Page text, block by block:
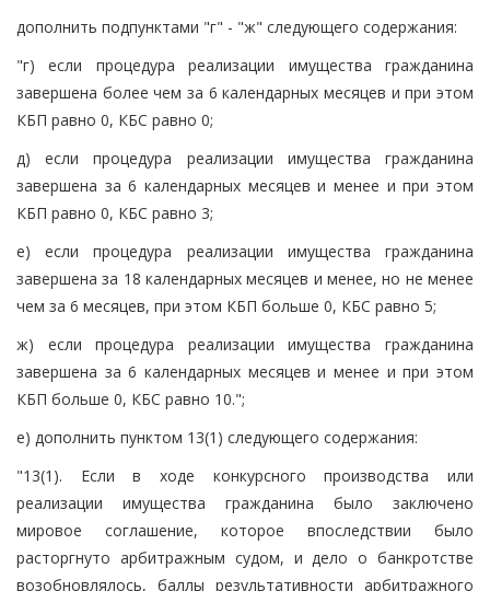
дополнить подпунктами "г" - "ж" следующего содержания:
"г) если процедура реализации имущества гражданина
завершена более чем за 6 календарных месяцев и при этом
КБП равно 0, КБС равно 0;
д) если процедура реализации имущества гражданина
завершена за 6 календарных месяцев и менее и при этом
КБП равно 0, КБС равно 3;
е) если процедура реализации имущества гражданина
завершена за 18 календарных месяцев и менее, но не менее
чем за 6 месяцев, при этом КБП больше 0, КБС равно 5;
ж) если процедура реализации имущества гражданина
завершена за 6 календарных месяцев и менее и при этом
КБП больше 0, КБС равно 10.";
е) дополнить пунктом 13(1) следующего содержания:
"13(1). Если в ходе конкурсного производства или
реализации имущества гражданина было заключено
мировое соглашение, которое впоследствии было
расторгнуто арбитражным судом, и дело о банкротстве
возобновлялось, баллы результативности арбитражного